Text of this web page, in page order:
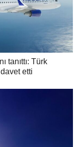
tanıttı: Türk
etti